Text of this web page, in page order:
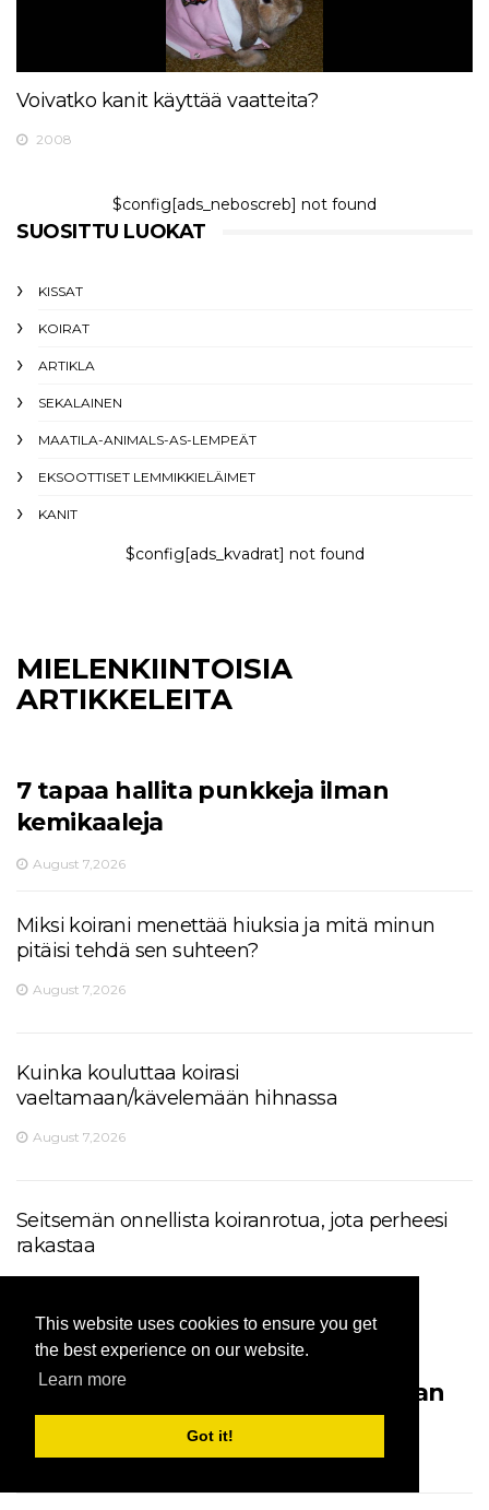
This website uses cookies to ensure you get
the best experience on our website.
Learn more
Got it!
Voivatko kanit käyttää vaatteita?
2008
$config[ads_neboscreb] not found
SUOSITTU LUOKAT
KISSAT
KOIRAT
ARTIKLA
SEKALAINEN
MAATILA-ANIMALS-AS-LEMPEÄT
EKSOOTTISET LEMMIKKIELÄIMET
KANIT
$config[ads_kvadrat] not found
MIELENKIINTOISIA
ARTIKKELEITA
7 tapaa hallita punkkeja ilman
kemikaaleja
August 7,2026
Miksi koirani menettää hiuksia ja mitä minun
pitäisi tehdä sen suhteen?
August 7,2026
Kuinka kouluttaa koirasi
vaeltamaan/kävelemään hihnassa
August 7,2026
Seitsemän onnellista koiranrotua, jota perheesi
rakastaa
Miksi vehnäterrierit ovat maailman
paras perhekoira